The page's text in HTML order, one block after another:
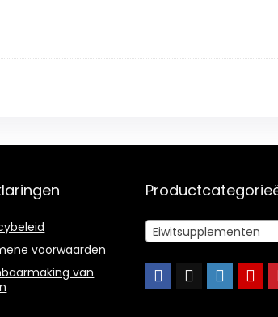
voorwaarden
van
Eiwitsupplementen